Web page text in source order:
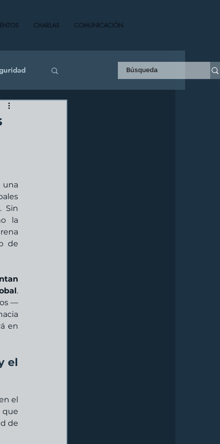
CHARLAS COMUNICACIÓN
Sin
la
de
.
—
en
el
el
que
de